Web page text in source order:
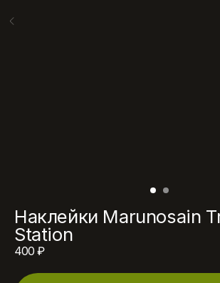
Наклейки Marunosain
Station
400 ₽